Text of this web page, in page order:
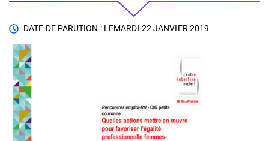
DATE DE PARUTION : LEMARDI 22 JANVIER 2019